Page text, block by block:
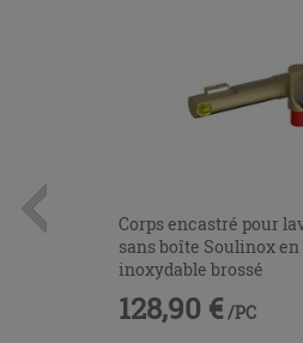
Corps encastré pour
sans boîte Soulinox
inoxydable brossé
128,90 € /PC